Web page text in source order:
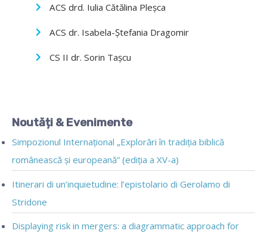
ACS drd. Iulia Cătălina Pleșca
ACS dr. Isabela-Ștefania Dragomir
CS II dr. Sorin Tașcu
Noutăți & Evenimente
Simpozionul Internațional „Explorări în tradiția biblică
românească și europeană” (ediția a XV-a)
Itinerari di un’inquietudine: l’epistolario di Gerolamo di
Stridone
Displaying risk in mergers: a diagrammatic approach for